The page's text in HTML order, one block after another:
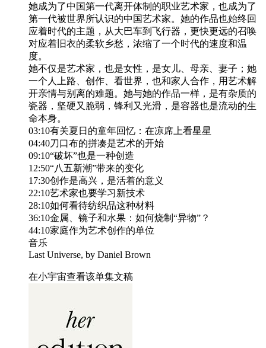
她成为了中国第一代离开体制的职业艺术家，也成为了
第一代被世界所认识的中国艺术家。她的作品也始终回
应着时代的主题，从大巴车到飞行器，更快更远的召唤
对应着旧衣的柔软乡愁，浓缩了一个时代的速度和温
度。
她不仅是艺术家，也是女性，是女儿、母亲、妻子；她
一个人上路、创作、看世界，也和家人合作，用艺术解
开亲情与别离的难题。她与她的作品一样，是有杂质的
瓷器，坚硬又脆弱，锋利又光滑，是容器也是流动的生
命本身。
03:10有关夏日的童年回忆：在凉席上看星星
04:40刀口布的拼凑是艺术的开始
09:10“破坏”也是一种创造
12:50“八五新潮”带来的变化
17:30创作是高兴，是活着的意义
22:10艺术家也要学习新技术
28:10如何看待纺织品这种材料
36:10金属、镜子和水果：如何烧制“异物”？
44:10家庭作为艺术创作的单位
音乐
Last Universe, by Daniel Brown
在小宇宙查看该单集文稿